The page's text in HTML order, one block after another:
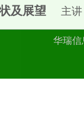
及展望 主
华瑞信